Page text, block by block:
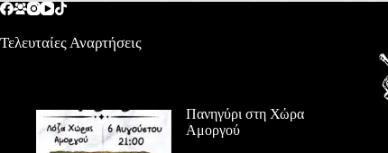
Τελευταίες Αναρτήσεις
Πανηγύρι στη Χώρα
Αμοργού